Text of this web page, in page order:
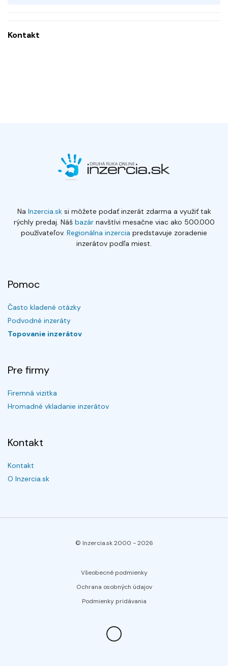
Kontakt
Na Inzercia.sksi môžete podať inzerát zdarma a využiť tak
rýchly predaj. Náš bazárnavštívi mesačne viac ako 500.000
používateľov. Regionálna inzercia predstavuje zoradenie
inzerátov podľa miest.
Pomoc
Často kladené otázky
Podvodné inzeráty
Topovanie inzerátov
Pre firmy
Firemná vizitka
Hromadné vkladanie inzerátov
Kontakt
Kontakt
O Inzercia.sk
© Inzercia.sk 2000 -2026
Všeobecné podmienky
Ochrana osobných údajov
Podmienky pridávania